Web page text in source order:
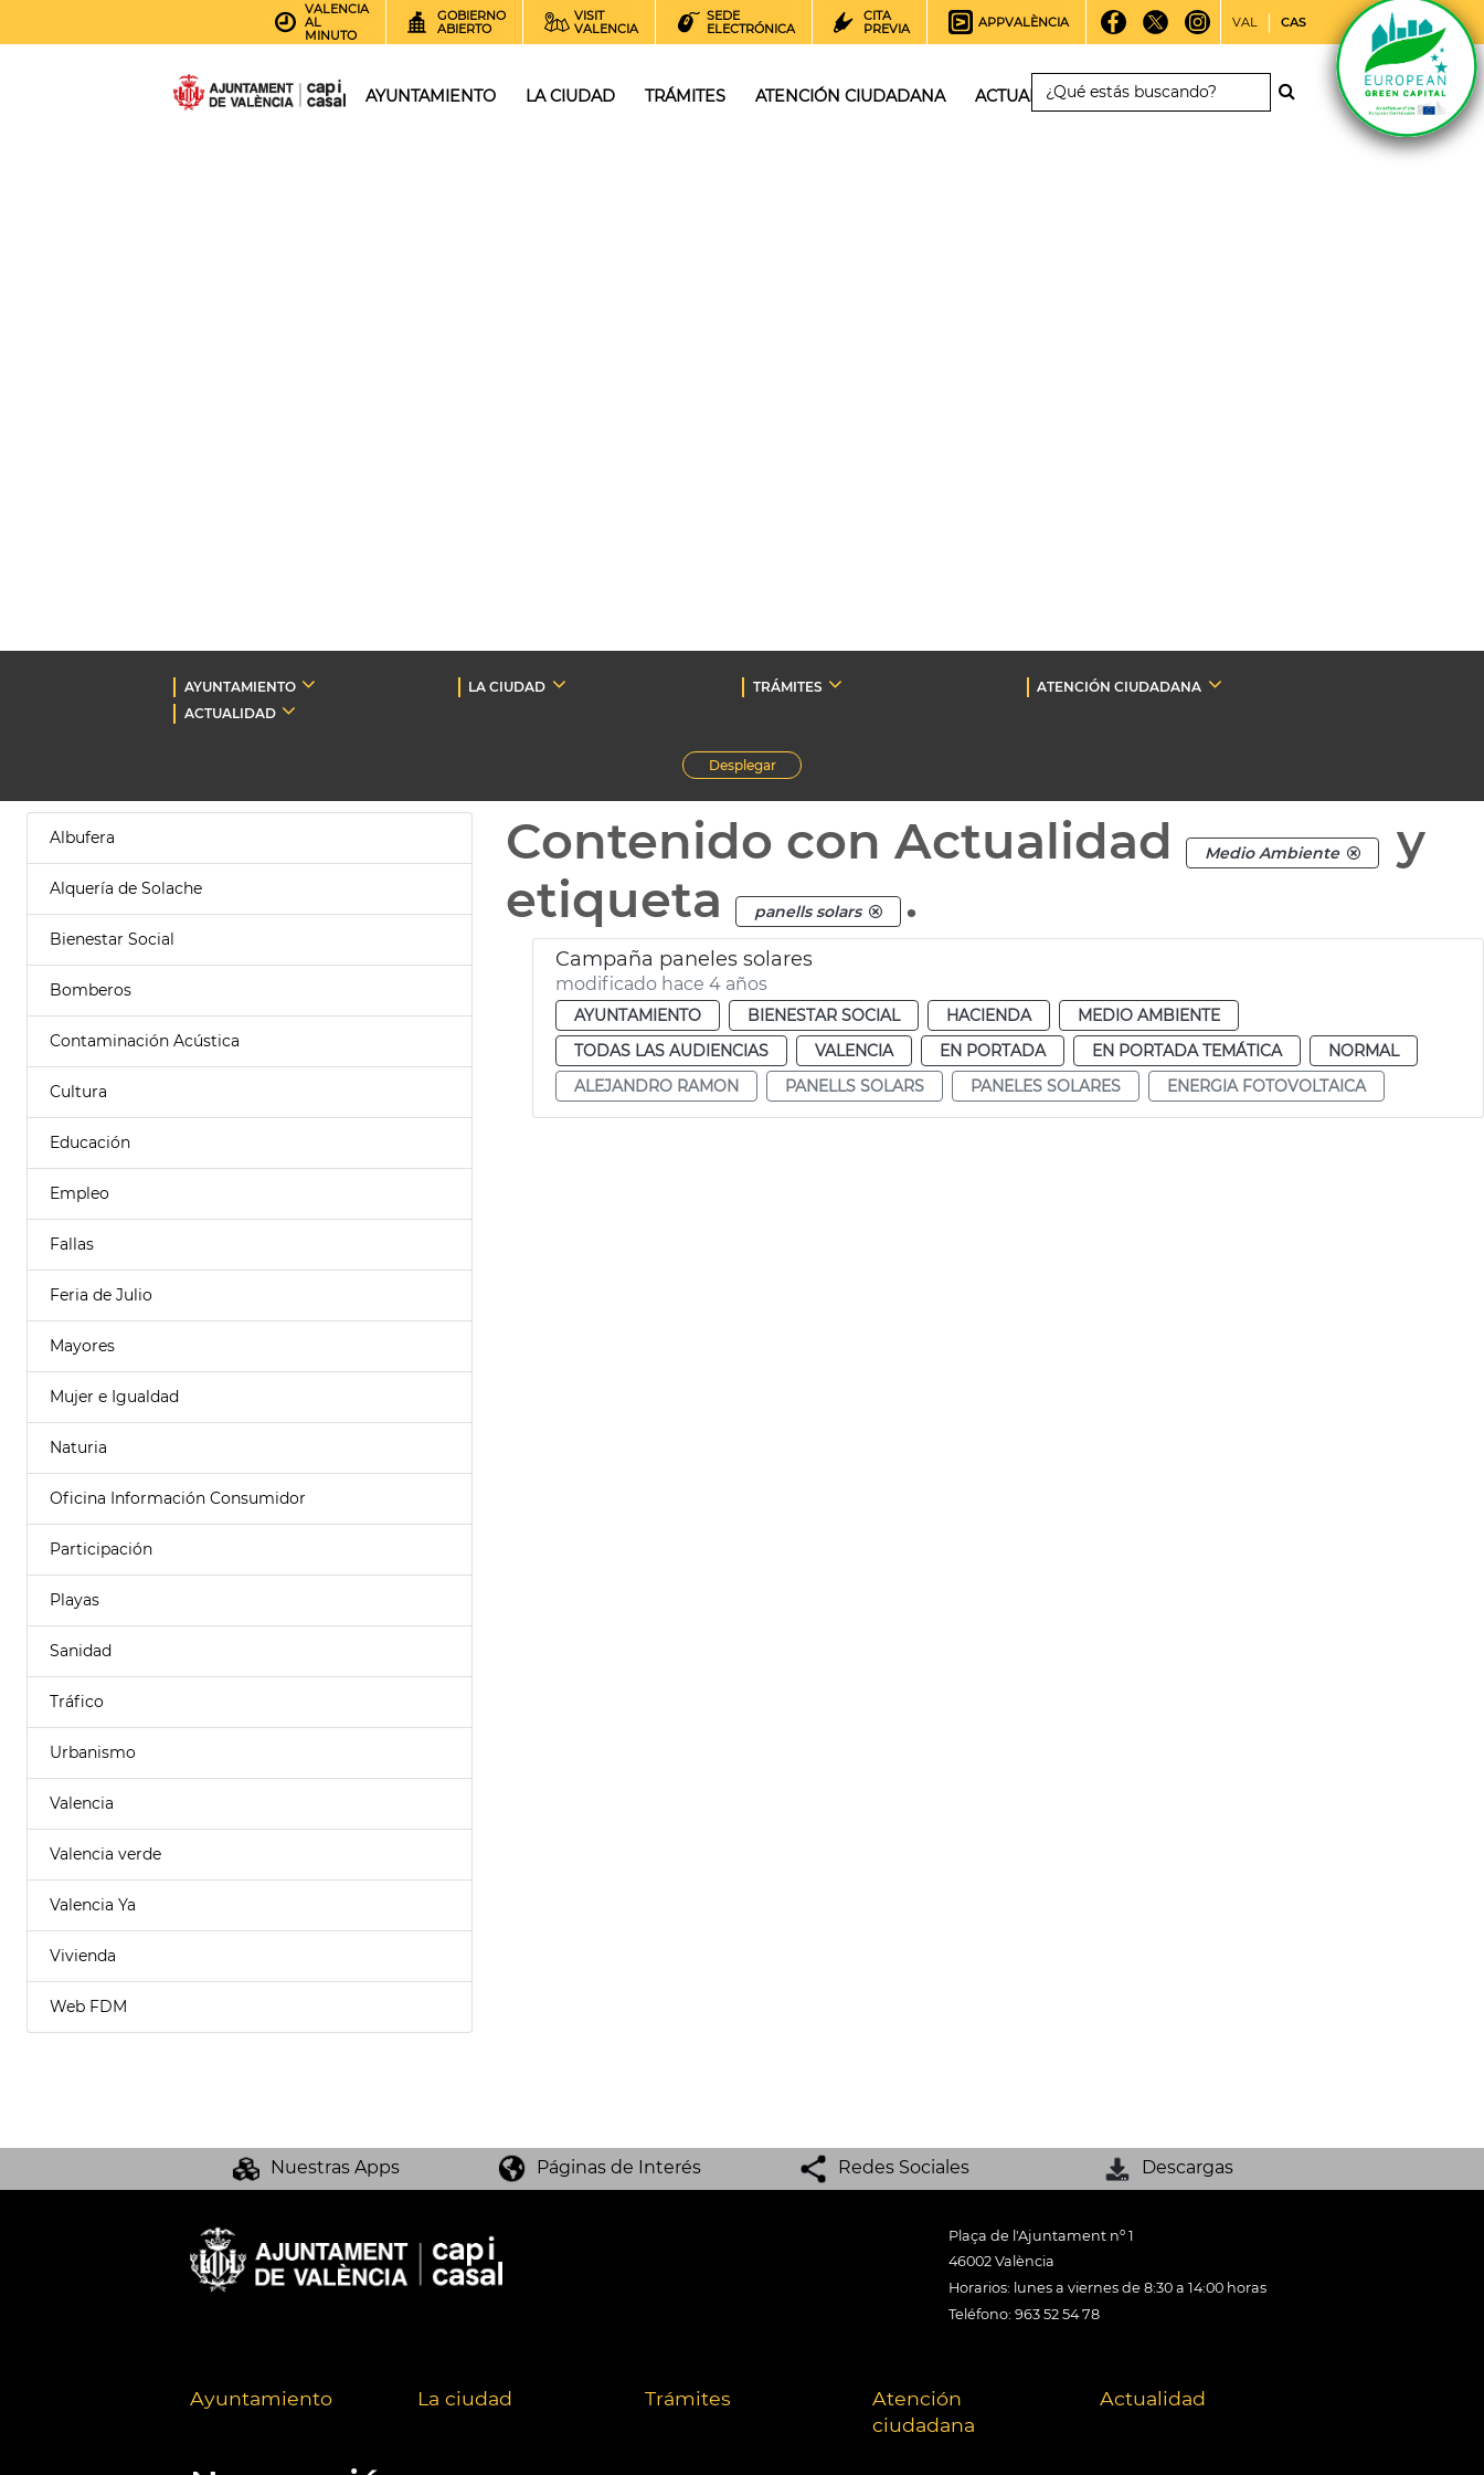
VALENCIA
AL
MINUTO
GOBIERNO
ABIERTO
VISIT
VALENCIA
SEDE
ELECTRÓNICA
CITA
PREVIA
APPVALÈNCIA VAL CAS
AYUNTAMIENTO LA CIUDAD TRÁMITES ATENCIÓN CIUDADANA ACTUALIDAD
AYUNTAMIENTO LA CIUDAD TRÁMITES
ATENCIÓN CIUDADANA
ACTUALIDAD
Desplegar
Albufera
Alquería de Solache
Bienestar Social
Bomberos
Contaminación Acústica
Cultura
Educación
Empleo
Fallas
Feria de Julio
Mayores
Mujer e Igualdad
Naturia
Oficina Información Consumidor
Participación
Playas
Sanidad
Tráfico
Urbanismo
Valencia
Valencia verde
Valencia Ya
Vivienda
Web FDM
Contenido con Actualidad Medio Ambiente
y
etiqueta
panells solars .
Campaña paneles solares
modificado hace 4 años
AYUNTAMIENTO BIENESTAR SOCIAL HACIENDA
MEDIO AMBIENTE
TODAS LAS AUDIENCIAS
VALENCIA EN PORTADA EN PORTADA TEMÁTICA
NORMAL
ALEJANDRO RAMON
PANELLS SOLARS PANELES SOLARES ENERGIA FOTOVOLTAICA
Nuestras Apps Páginas de Interés Redes Sociales Descargas
Plaça de l'Ajuntament nº 1
46002 València
Horarios: lunes a viernes de 8:30 a 14:00 horas
Teléfono: 963 52 54 78
Ayuntamiento La ciudad Trámites
Atención
ciudadana
Actualidad